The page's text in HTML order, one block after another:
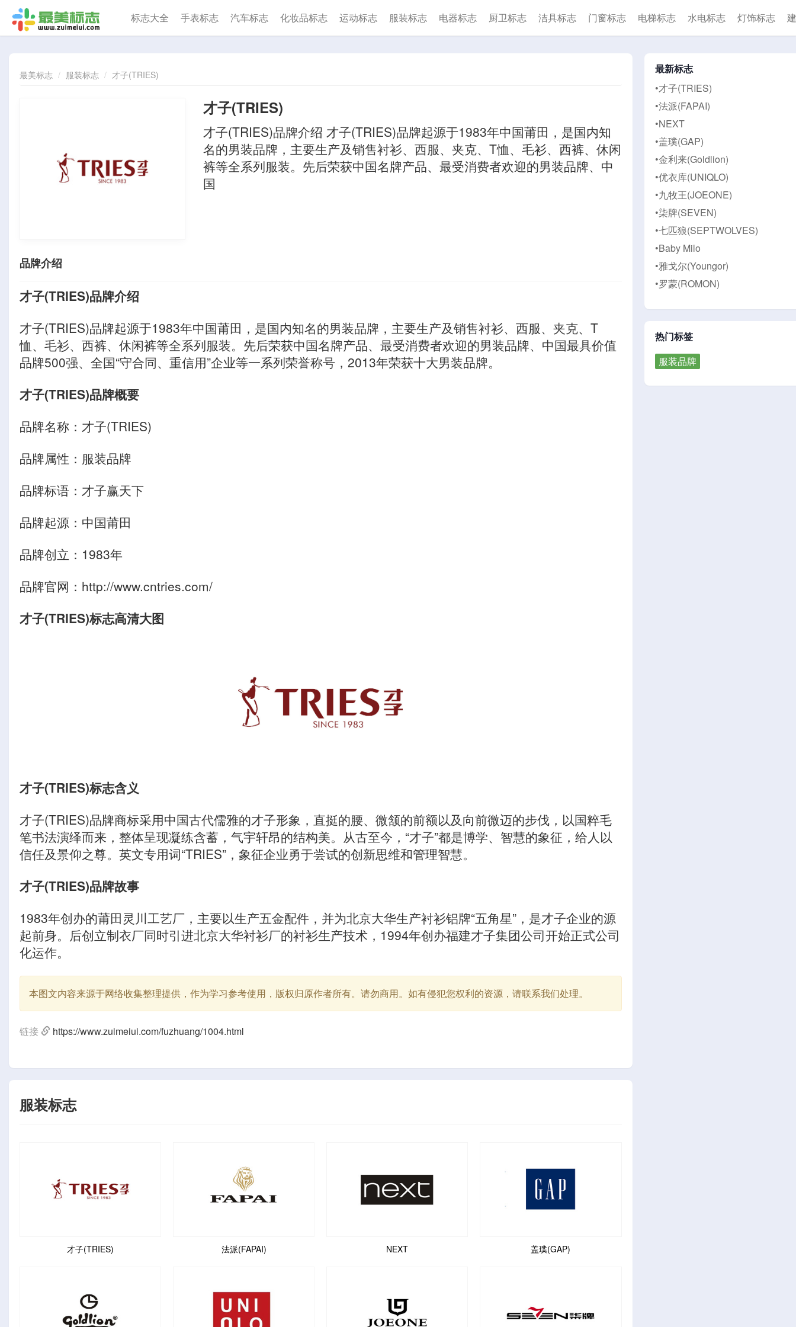
标志大全 手表标志 汽车标志 化妆品标志 运动标志 服装标志 电器标志 厨卫标志 洁具标志 门窗标志 电梯标志 水电标志 灯饰标志
最美标志 服装标志 才子(TRIES)
才子(TRIES)
才子(TRIES)品牌介绍 才子(TRIES)品牌起源于1983年中国莆田，是国内知
名的男装品牌，主要生产及销售衬衫、西服、夹克、T恤、毛衫、西裤、休闲
裤等全系列服装。先后荣获中国名牌产品、最受消费者欢迎的男装品牌、中
国
品牌介绍
才子(TRIES)品牌介绍
才子(TRIES)品牌起源于1983年中国莆田，是国内知名的男装品牌，主要生产及销售衬衫、西服、夹克、T
恤、毛衫、西裤、休闲裤等全系列服装。先后荣获中国名牌产品、最受消费者欢迎的男装品牌、中国最具价值
品牌500强、全国“守合同、重信用”企业等一系列荣誉称号，2013年荣获十大男装品牌。
才子(TRIES)品牌概要
品牌名称：才子(TRIES)
品牌属性：服装品牌
品牌标语：才子赢天下
品牌起源：中国莆田
品牌创立：1983年
品牌官网：http://www.cntries.com/
才子(TRIES)标志高清大图
才子(TRIES)标志含义
才子(TRIES)品牌商标采用中国古代儒雅的才子形象，直挺的腰、微颔的前额以及向前微迈的步伐，以国粹毛
笔书法演绎而来，整体呈现凝练含蓄，气宇轩昂的结构美。从古至今，“才子”都是博学、智慧的象征，给人以
信任及景仰之尊。英文专用词“TRIES”，象征企业勇于尝试的创新思维和管理智慧。
才子(TRIES)品牌故事
1983年创办的莆田灵川工艺厂，主要以生产五金配件，并为北京大华生产衬衫铝牌“五角星”，是才子企业的源
起前身。后创立制衣厂同时引进北京大华衬衫厂的衬衫生产技术，1994年创办福建才子集团公司开始正式公司
化运作。
本图文内容来源于网络收集整理提供，作为学习参考使用，版权归原作者所有。请勿商用。如有侵犯您权利的资源，请联系我们处理。
链接 https://www.zuimeiui.com/fuzhuang/1004.html
服装标志
才子(TRIES) 法派(FAPAI) NEXT 盖璞(GAP)
最新标志
•才子(TRIES)
•法派(FAPAI)
•NEXT
•盖璞(GAP)
•金利来(Goldlion)
•优衣库(UNIQLO)
•九牧王(JOEONE)
•柒牌(SEVEN)
•七匹狼(SEPTWOLVES)
•Baby Milo
•雅戈尔(Youngor)
•罗蒙(ROMON)
热门标签
服装品牌